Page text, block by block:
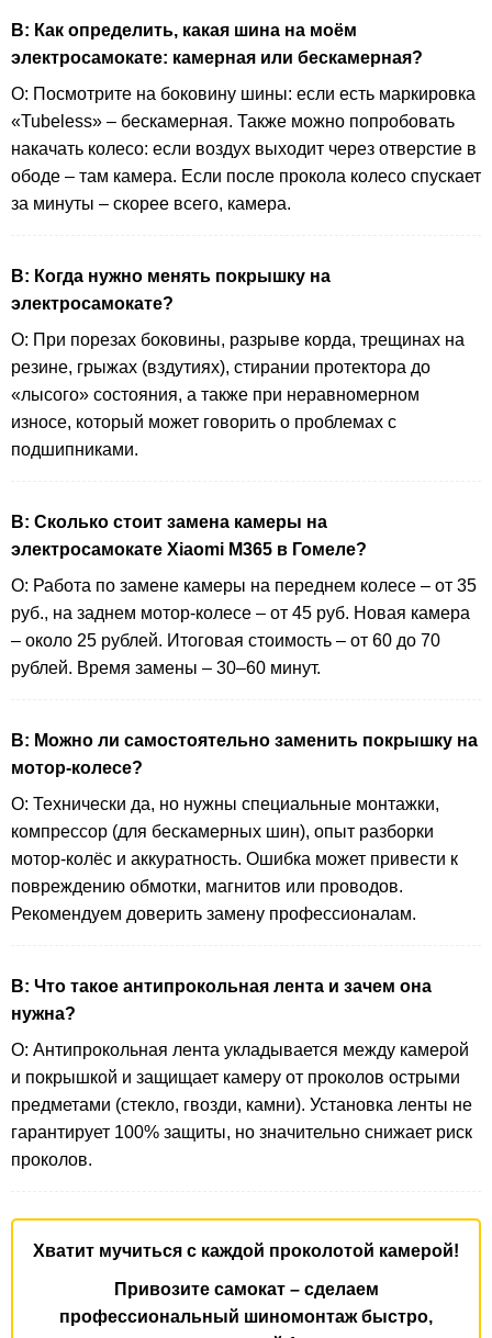
В: Как определить, какая шина на моём
электросамокате: камерная или бескамерная?
О: Посмотрите на боковину шины: если есть маркировка
«Tubeless» – бескамерная. Также можно попробовать
накачать колесо: если воздух выходит через отверстие в
ободе – там камера. Если после прокола колесо спускает
за минуты – скорее всего, камера.
В: Когда нужно менять покрышку на
электросамокате?
О: При порезах боковины, разрыве корда, трещинах на
резине, грыжах (вздутиях), стирании протектора до
«лысого» состояния, а также при неравномерном
износе, который может говорить о проблемах с
подшипниками.
В: Сколько стоит замена камеры на
электросамокате Xiaomi M365 в Гомеле?
О: Работа по замене камеры на переднем колесе – от 35
руб., на заднем мотор-колесе – от 45 руб. Новая камера
– около 25 рублей. Итоговая стоимость – от 60 до 70
рублей. Время замены – 30–60 минут.
В: Можно ли самостоятельно заменить покрышку на
мотор-колесе?
О: Технически да, но нужны специальные монтажки,
компрессор (для бескамерных шин), опыт разборки
мотор-колёс и аккуратность. Ошибка может привести к
повреждению обмотки, магнитов или проводов.
Рекомендуем доверить замену профессионалам.
В: Что такое антипрокольная лента и зачем она
нужна?
О: Антипрокольная лента укладывается между камерой
и покрышкой и защищает камеру от проколов острыми
предметами (стекло, гвозди, камни). Установка ленты не
гарантирует 100% защиты, но значительно снижает риск
проколов.
Хватит мучиться с каждой проколотой камерой!
Привозите самокат – сделаем
профессиональный шиномонтаж быстро,